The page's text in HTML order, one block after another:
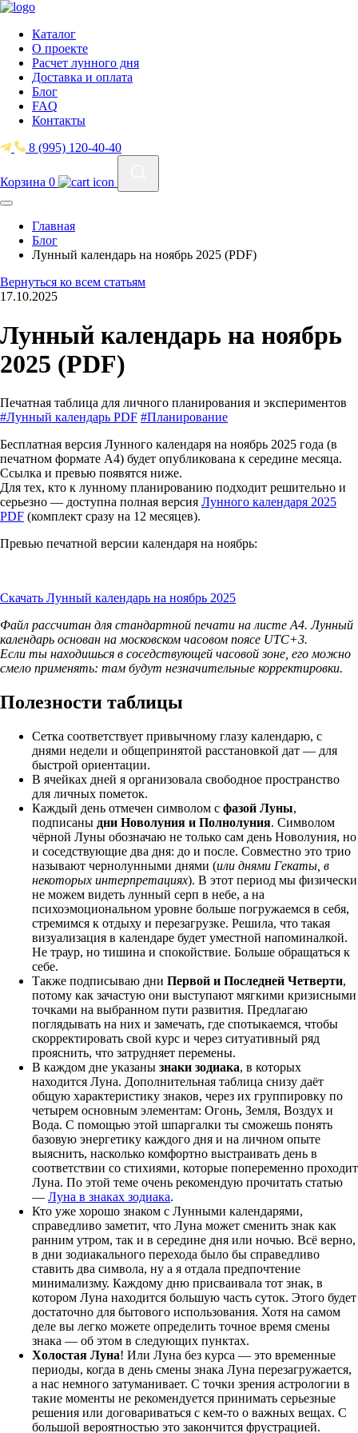
Каталог
О проекте
Расчет лунного дня
Доставка и оплата
Блог
FAQ
Контакты
8 (995) 120-40-40
Корзина 0
Главная
Блог
Лунный календарь на ноябрь 2025 (PDF)
Вернуться ко всем статьям
17.10.2025
Лунный календарь на ноябрь
2025 (PDF)
Печатная таблица для личного планирования и экспериментов
#Лунный календарь PDF #Планирование
Бесплатная версия Лунного календаря на ноябрь 2025 года (в
печатном формате А4) будет опубликована к середине месяца.
Ссылка и превью появятся ниже.
Для тех, кто к лунному планированию подходит решительно и
серьезно — доступна полная версия Лунного календаря 2025
PDF (комплект сразу на 12 месяцев).
Превью печатной версии календаря на ноябрь:
Скачать Лунный календарь на ноябрь 2025
Файл рассчитан для стандартной печати на листе А4. Лунный
календарь основан на московском часовом поясе UTC+3.
Если ты находишься в соседствующей часовой зоне, его можно
смело применять: там будут незначительные корректировки.
Полезности таблицы
Сетка соответствует привычному глазу календарю, с
днями недели и общепринятой расстановкой дат — для
быстрой ориентации.
В ячейках дней я организовала свободное пространство
для личных пометок.
Каждый день отмечен символом с фазой Луны,
подписаны дни Новолуния и Полнолуния. Символом
чёрной Луны обозначаю не только сам день Новолуния, но
и соседствующие два дня: до и после. Совместно это трио
называют чернолунными днями (или днями Гекаты, в
некоторых интерпретациях). В этот период мы физически
не можем видеть лунный серп в небе, а на
психоэмоциональном уровне больше погружаемся в себя,
стремимся к отдыху и перезагрузке. Решила, что такая
визуализация в календаре будет уместной напоминалкой.
Не траур, но тишина и спокойствие. Больше обращаться к
себе.
Также подписываю дни Первой и Последней Четверти,
потому как зачастую они выступают мягкими кризисными
точками на выбранном пути развития. Предлагаю
поглядывать на них и замечать, где спотыкаемся, чтобы
скорректировать свой курс и через ситуативный ряд
прояснить, что затрудняет перемены.
В каждом дне указаны знаки зодиака, в которых
находится Луна. Дополнительная таблица снизу даёт
общую характеристику знаков, через их группировку по
четырем основным элементам: Огонь, Земля, Воздух и
Вода. С помощью этой шпаргалки ты сможешь понять
базовую энергетику каждого дня и на личном опыте
выяснить, насколько комфортно выстраивать день в
соответствии со стихиями, которые попеременно проходит
Луна. По этой теме очень рекомендую прочитать статью
— Луна в знаках зодиака.
Кто уже хорошо знаком с Лунными календарями,
справедливо заметит, что Луна может сменить знак как
ранним утром, так и в середине дня или ночью. Всё верно,
в дни зодиакального перехода было бы справедливо
ставить два символа, ну а я отдала предпочтение
минимализму. Каждому дню присваивала тот знак, в
котором Луна находится большую часть суток. Этого будет
достаточно для бытового использования. Хотя на самом
деле вы легко можете определить точное время смены
знака — об этом в следующих пунктах.
Холостая Луна! Или Луна без курса — это временные
периоды, когда в день смены знака Луна перезагружается,
а нас немного затуманивает. С точки зрения астрологии в
такие моменты не рекомендуется принимать серьезные
решения или договариваться с кем-то о важных вещах. С
большой вероятностью это закончится фрустрацией.